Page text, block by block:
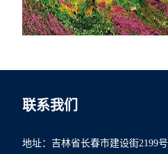
联系我们
地址：吉林省长春市建设街2199号